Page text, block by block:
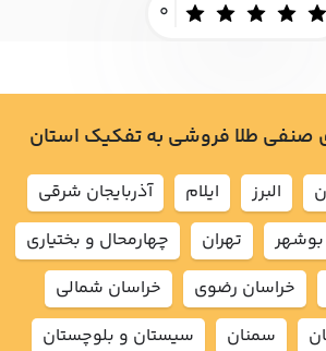
0
صنفی طلا فروشی به تفکیک استان
البرز ايلام
آذربايجان شرقي
بوشهر تهران
چهارمحال و بختياري
خراسان رضوي
خراسان شمالي
سمنان
سيستان و بلوچستان